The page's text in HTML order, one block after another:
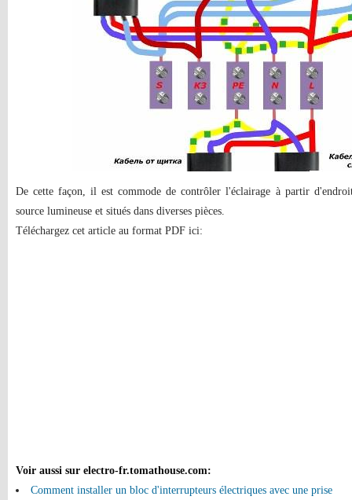
De cette façon, il est commode de contrôler l'éclairage à partir
source lumineuse et situés dans diverses pièces.
Téléchargez cet article au format PDF ici:
Voir aussi sur electro-fr.tomathouse.com:
Comment installer un bloc d'interrupteurs électriques avec une prise